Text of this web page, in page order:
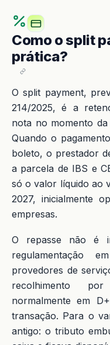
Como o split
prática?
O split payment,
214/2025, é a
nota no momento
Quando o
boleto, o prestador
a parcela de IBS e
só o valor líquido ao
2027, inicialmente
empresas.
O repasse não é
regulamentação
provedores de
recolhimento
normalmente em
transação. Para o
antigo: o tributo